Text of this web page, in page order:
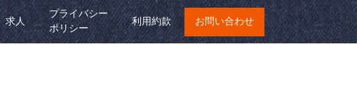
求人
プライバシー
ポリシー
利用約款 お問い合わせ